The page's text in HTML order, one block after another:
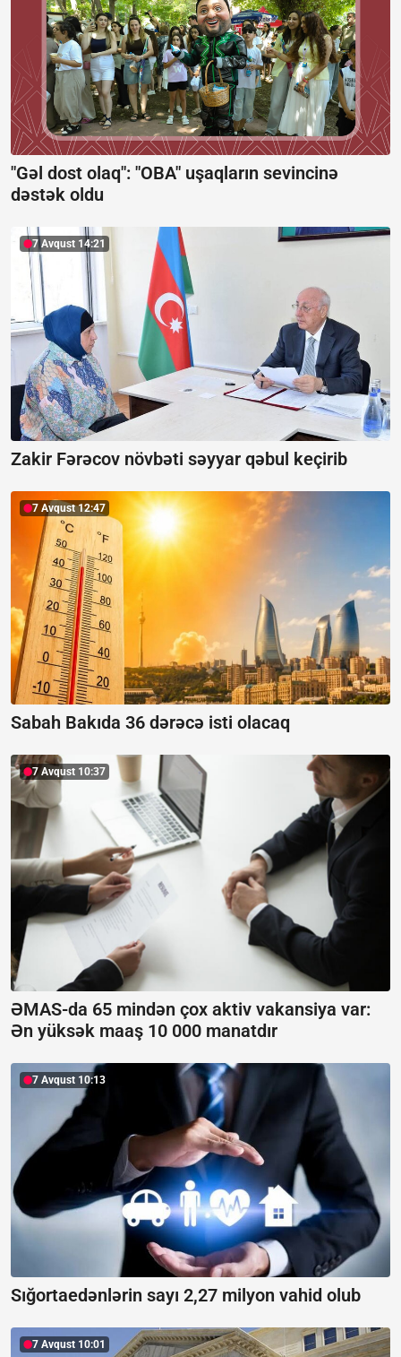
"Gəl dost olaq": "OBA" uşaqların sevincinə
dəstək oldu
7 Avqust 14:21
Zakir Fərəcov növbəti səyyar qəbul keçirib
7 Avqust 12:47
Sabah Bakıda 36 dərəcə isti olacaq
7 Avqust 10:37
ƏMAS-da 65 mindən çox aktiv vakansiya var:
Ən yüksək maaş 10 000 manatdır
7 Avqust 10:13
Sığortaedənlərin sayı 2,27 milyon vahid olub
7 Avqust 10:01